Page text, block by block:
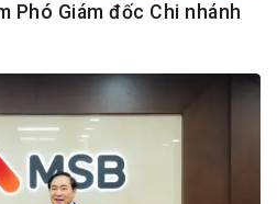
Phó Giám đốc Chi nhánh